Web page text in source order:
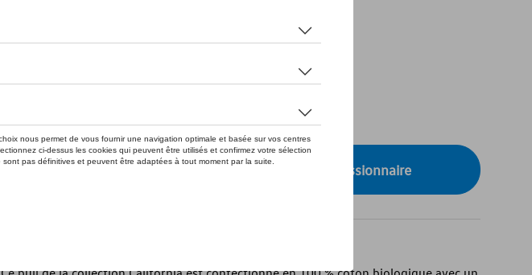
Ce produit n'est actuellement pas de stock
Vérifiez la disponibilité auprès de votre concessionnaire